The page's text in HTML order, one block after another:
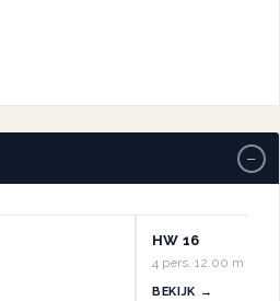
−
HW 16
4 pers.·12.00 m
BEKIJK →